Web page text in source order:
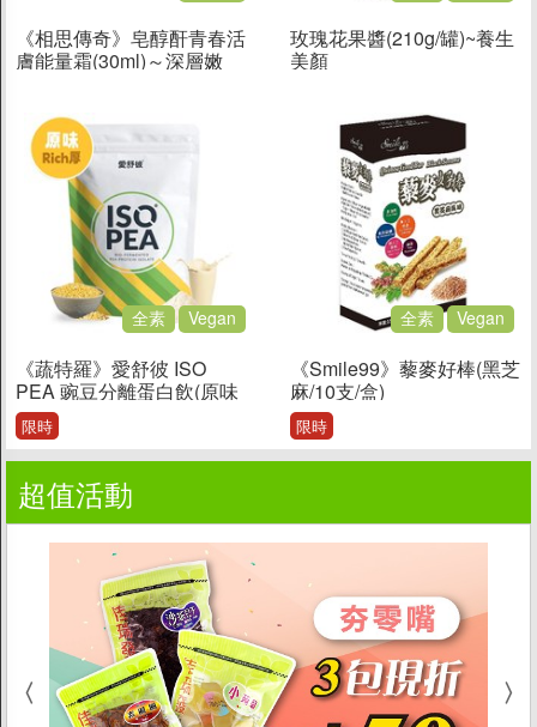
《相思傳奇》皂醇酐青春活
膚能量霜(30ml)～深層嫩
玫瑰花果醬(210g/罐)~養生
美顏
全素 Vegan
《蔬特羅》愛舒彼 ISO
PEA 豌豆分離蛋白飲(原味
Rich/1KG/袋)
限時
全素 Vegan
《Smile99》藜麥好棒(黑芝
麻/10支/盒)
限時
超值活動